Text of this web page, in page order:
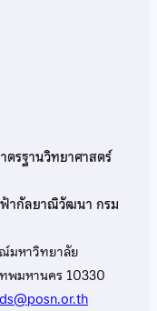
รฐานวิทยาศาสตร์
ฟ้ากัลยาณิวัฒนา กรม
มหาวิทยาลัย
พมหานคร 10330